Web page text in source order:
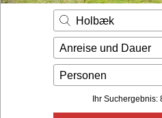
Login
Holbæk
Anreise und Dauer
Personen
Ihr Suchergebnis: